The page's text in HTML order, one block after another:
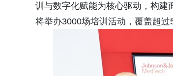
训与数字化赋能为核心驱动，构建
将举办3000场培训活动，覆盖超过